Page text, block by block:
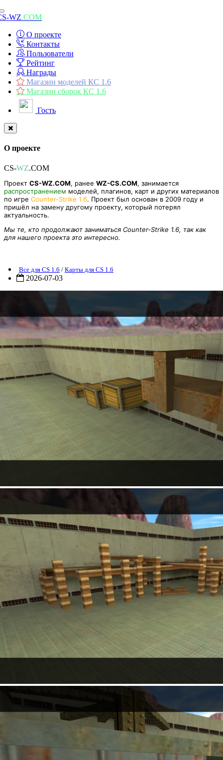
Toggle
navigation
WZ.COM
О проекте
Контакты
Пользователи
Рейтинг
Награды
Магазин моделей КС 1.6
Магазин сборок КС 1.6
Гость
О проекте
CS-WZ.COM
Проект CS-WZ.COM, ранее WZ-CS.COM, занимается
распространением моделей, плагинов, карт и других материалов
по игре Counter-Strike 1.6. Проект был основан в 2009 году и
пришёл на замену другому проекту, который потерял
актуальность.
Мы те, кто продолжают заниматься Counter-Strike 1.6, так как
для нашего проекта это интересно.
Все для CS 1.6 / Карты для CS 1.6
2026-07-03